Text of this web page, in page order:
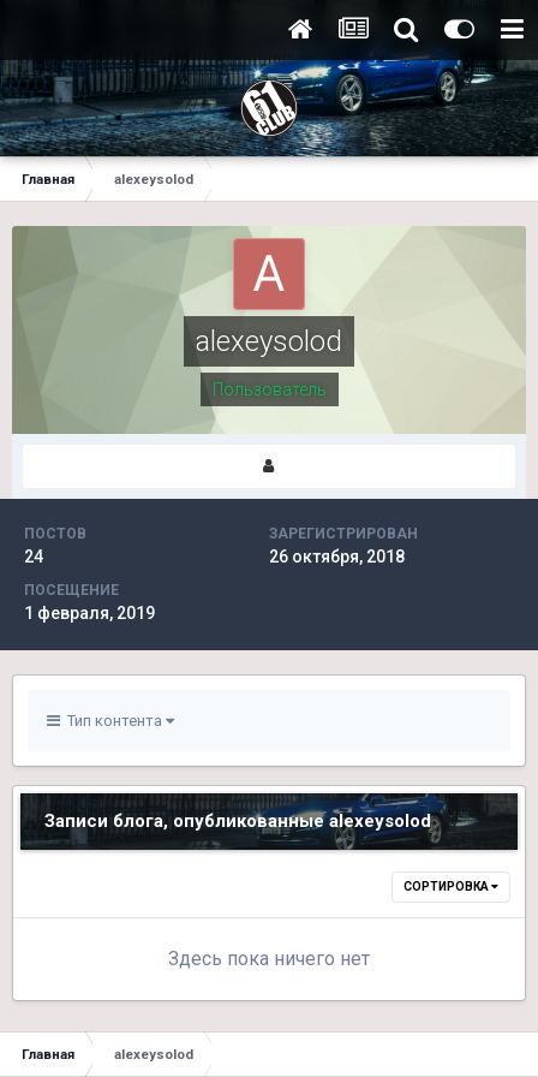
Главная alexeysolod
alexeysolod
Пользователь
ПОСТОВ
24
ЗАРЕГИСТРИРОВАН
26 октября, 2018
ПОСЕЩЕНИЕ
1 февраля, 2019
Тип контента
Записи блога, опубликованные alexeysolod
СОРТИРОВКА
Здесь пока ничего нет
Главная alexeysolod